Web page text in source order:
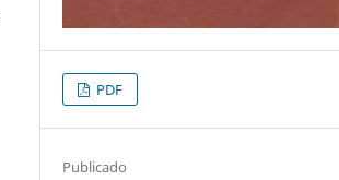
PDF
Publicado